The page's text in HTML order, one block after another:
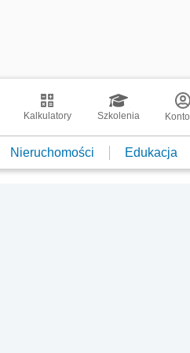
Kalkulatory Szkolenia Konto
Nieruchomości Edukacja